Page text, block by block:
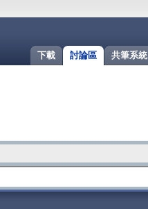
共筆系統
討論區
下載